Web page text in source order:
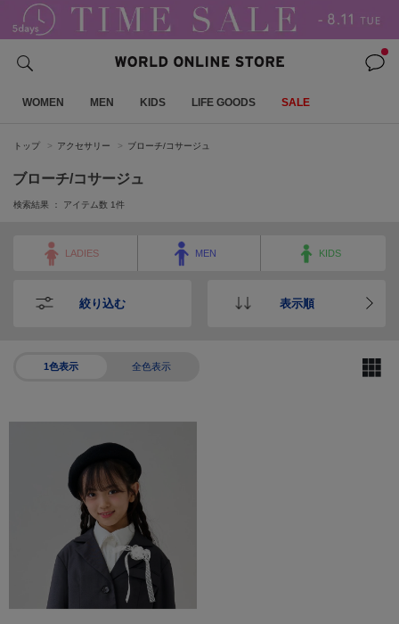
WOMEN MEN KIDS LIFE GOODS SALE
トップ アクセサリー ブローチ/コサージュ
ブローチ/コサージュ
検索結果 ： アイテム数 1件
LADIES MEN KIDS
絞り込む 表示順
1色表示 全色表示